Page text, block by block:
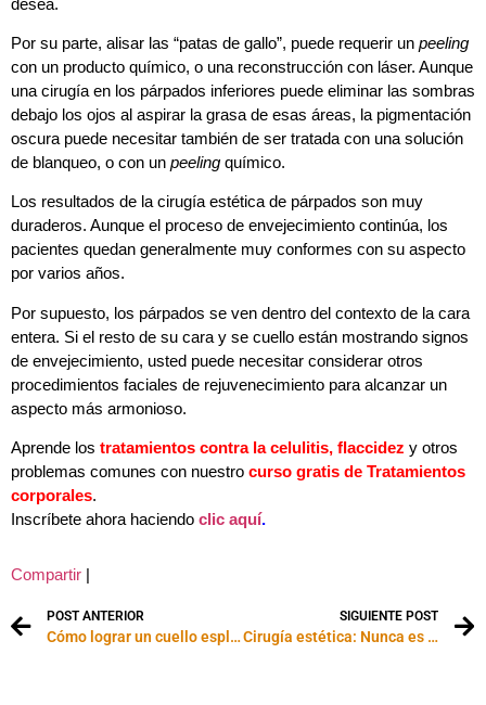
desea.
Por su parte, alisar las “patas de gallo”, puede requerir un peeling
con un producto químico, o una reconstrucción con láser. Aunque
una cirugía en los párpados inferiores puede eliminar las sombras
debajo los ojos al aspirar la grasa de esas áreas, la pigmentación
oscura puede necesitar también de ser tratada con una solución
de blanqueo, o con un peeling químico.
Los resultados de la cirugía estética de párpados son muy
duraderos. Aunque el proceso de envejecimiento continúa, los
pacientes quedan generalmente muy conformes con su aspecto
por varios años.
Por supuesto, los párpados se ven dentro del contexto de la cara
entera. Si el resto de su cara y se cuello están mostrando signos
de envejecimiento, usted puede necesitar considerar otros
procedimientos faciales de rejuvenecimiento para alcanzar un
aspecto más armonioso.
Aprende los tratamientos contra la celulitis, flaccidez y otros
problemas comunes con nuestro curso gratis de Tratamientos
corporales.
Inscríbete ahora haciendo clic aquí.
Compartir |
POST ANTERIOR
Cómo lograr un cuello espléndido
SIGUIENTE POST
Cirugía estética: Nunca es demasiado tarde